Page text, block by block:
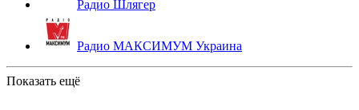
Радио Шлягер
Радио МАКСИМУМ Украина
Показать ещё